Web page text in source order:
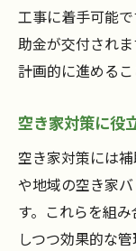
工事に着手可能
助金が交付され
計画的に進めるこ
空き家対策に役
空き家対策には
や地域の空き家
す。これらを組
しつつ効果的な